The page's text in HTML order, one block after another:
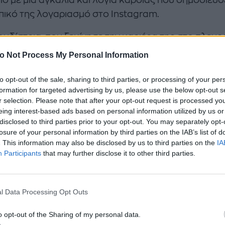
Not Process My Personal Information
opt-out of the sale, sharing to third parties, or processing of your
for targeted advertising by us, please use the below opt-out
selection. Please note that after your opt-out request is processed
interest-based ads based on personal information utilized by us
to third parties prior to your opt-out. You may separately
of your personal information by third parties on the IAB’s list of
This information may also be disclosed by us to third parties on the
Participants that may further disclose it to other third parties.
Data Processing Opt Outs
opt-out of the Sharing of my personal data.
της λογαριασμό στο Instagram.
που ξεκίνησε την καριέρα της στο
Καρρά, ανέβασε μία φωτογραφία στην οποία
εκτίμησης.
έκανε λόγο για τον χαρακτήρα του, την
που διατήρησε όλα αυτά τα χρόνια», την
και την αγάπη του για την μουσική.